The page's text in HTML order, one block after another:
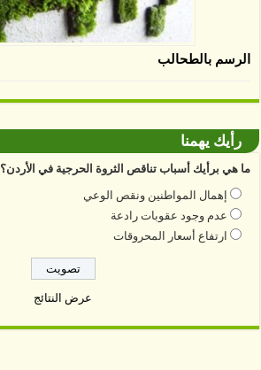
الرسم بالطحالب
رأيك يهمنا
ما هي برأيك أسباب تناقص الثروة الحرجية في الأردن؟
إهمال المواطنين ونقص الوعي
عدم وجود عقوبات رادعة
ارتفاع أسعار المحروقات
عرض النتائج